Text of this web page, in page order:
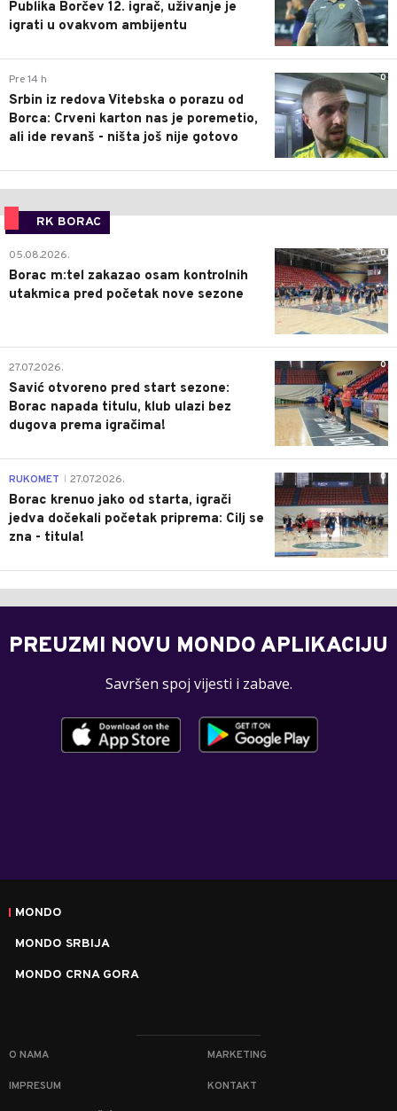
Publika Borčev 12. igrač, uživanje je
igrati u ovakvom ambijentu
0
Pre 14 h
Srbin iz redova Vitebska o porazu od
Borca: Crveni karton nas je poremetio,
ali ide revanš - ništa još nije gotovo
RK BORAC
0
05.08.2026.
Borac m:tel zakazao osam kontrolnih
utakmica pred početak nove sezone
0
27.07.2026.
Savić otvoreno pred start sezone:
Borac napada titulu, klub ulazi bez
dugova prema igračima!
0
RUKOMET 27.07.2026.
Borac krenuo jako od starta, igrači
jedva dočekali početak priprema: Cilj se
zna - titula!
PREUZMI NOVU MONDO APLIKACIJU
Savršen spoj vijesti i zabave.
MONDO
MONDO SRBIJA
MONDO CRNA GORA
O NAMA MARKETING
IMPRESUM KONTAKT